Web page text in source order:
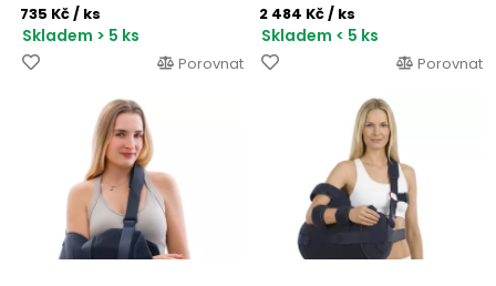
735 Kč/ ks
Skladem > 5 ks
Porovnat
2 484 Kč/ ks
Skladem < 5 ks
Porovnat